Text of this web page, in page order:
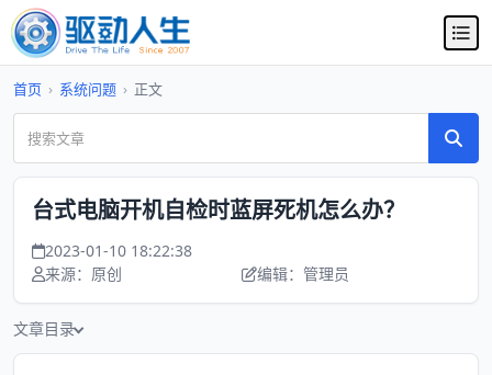
首页 › 系统问题 › 正文
台式电脑开机自检时蓝屏死机怎么办？
2023-01-10 18:22:38
来源：原创
编辑：管理员
文章目录